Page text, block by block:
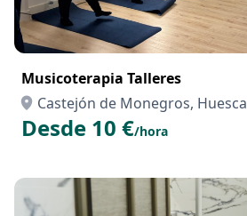
Musicoterapia Talleres
Castejón de Monegros, Huesca
Desde 10 €/hora